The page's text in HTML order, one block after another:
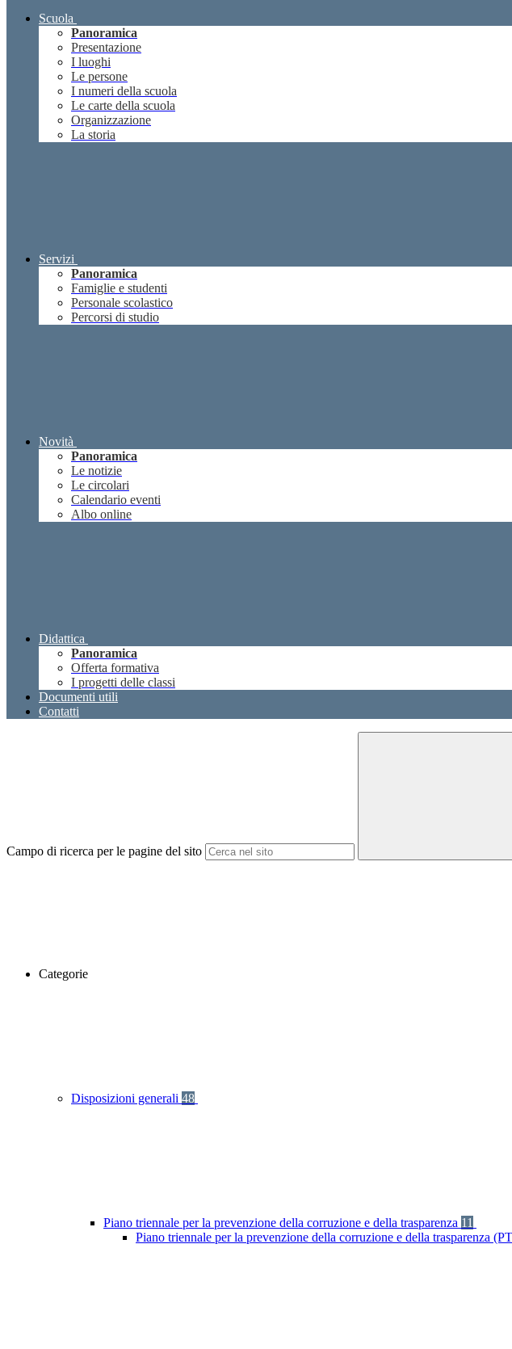
Scuola
Panoramica
Presentazione
I luoghi
Le persone
I numeri della scuola
Le carte della scuola
Organizzazione
La storia
Servizi
Panoramica
Famiglie e studenti
Personale scolastico
Percorsi di studio
Novità
Panoramica
Le notizie
Le circolari
Calendario eventi
Albo online
Didattica
Panoramica
Offerta formativa
I progetti delle classi
Documenti utili
Contatti
Campo di ricerca per le pagine del sito
Categorie
Disposizioni generali 48
Piano triennale per la prevenzione della corruzione e della trasparenza 11
Piano triennale per la prevenzione della corruzione e della trasparenza